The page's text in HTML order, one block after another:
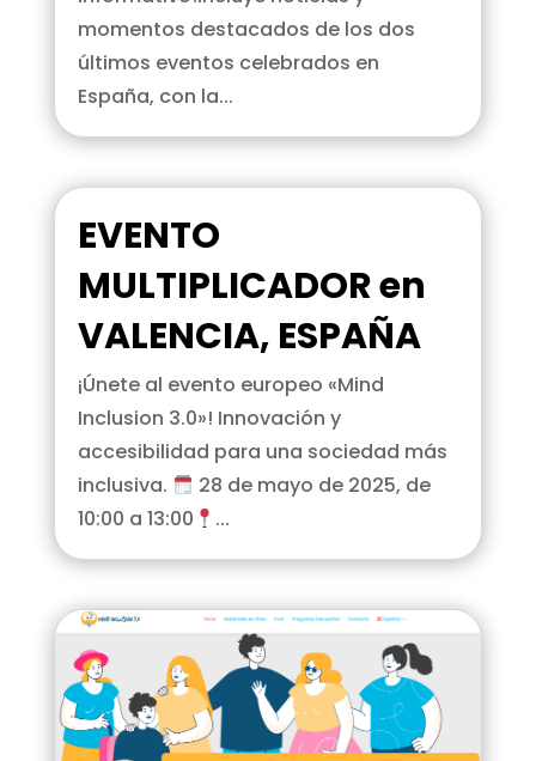
momentos destacados de los dos
últimos eventos celebrados en
España, con la...
EVENTO
MULTIPLICADOR en
VALENCIA, ESPAÑA
¡Únete al evento europeo «Mind
Inclusion 3.0»! Innovación y
accesibilidad para una sociedad más
inclusiva.
28 de mayo de 2025, de
10:00 a 13:00
...